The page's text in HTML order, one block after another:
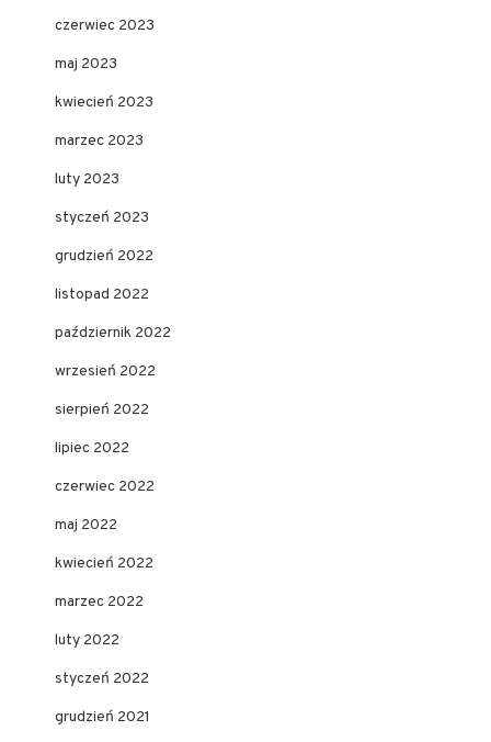
czerwiec 2023
maj 2023
kwiecień 2023
marzec 2023
luty 2023
styczeń 2023
grudzień 2022
listopad 2022
październik 2022
wrzesień 2022
sierpień 2022
lipiec 2022
czerwiec 2022
maj 2022
kwiecień 2022
marzec 2022
luty 2022
styczeń 2022
grudzień 2021